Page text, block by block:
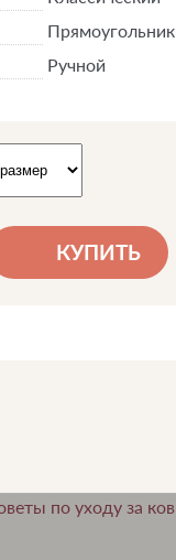
Прямоугольник
Ручной
КУПИТЬ